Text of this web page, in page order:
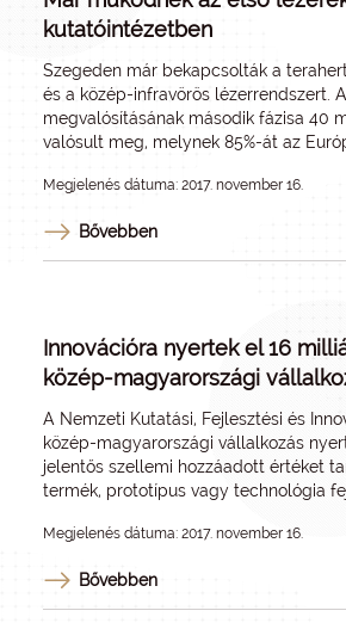
kutatóintézetben
Szegeden már bekapcsolták a
és a közép-infravörös lézerrendszert.
megvalósításának második fázisa 40
valósult meg, melynek 85%-át az
Megjelenés dátuma: 2017. november 16.
Bővebben
Innovációra nyertek el 16
közép-magyarországi
A Nemzeti Kutatási, Fejlesztési és
közép-magyarországi vállalkozás
jelentős szellemi hozzáadott értéket
termék, prototípus vagy technológia
Megjelenés dátuma: 2017. november 16.
Bővebben